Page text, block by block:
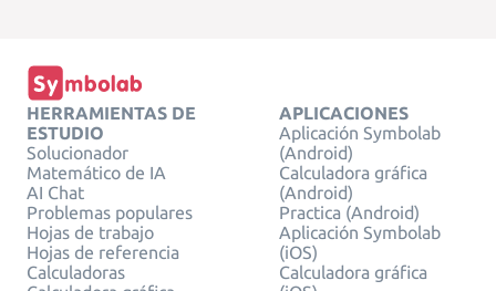
HERRAMIENTAS DE
ESTUDIO
Solucionador
Matemático de IA
AI Chat
Problemas populares
Hojas de trabajo
Hojas de referencia
Calculadoras
APLICACIONES
Aplicación Symbolab
(Android)
Calculadora gráfica
(Android)
Practica (Android)
Aplicación Symbolab
(iOS)
Calculadora gráfica